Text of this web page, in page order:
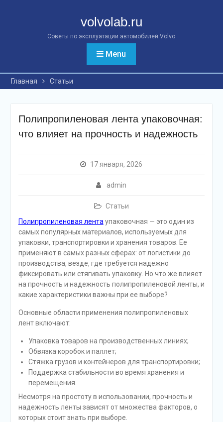
volvolab.ru
Советы по эксплуатации автомобилей Volvo
Menu
Главная Статьи
Полипропиленовая лента упаковочная:
что влияет на прочность и надежность
17 января, 2026
admin
Статьи
Полипропиленовая лента упаковочная — это один из
самых популярных материалов, используемых для
упаковки, транспортировки и хранения товаров. Ее
применяют в самых разных сферах: от логистики до
производства, везде, где требуется надежно
фиксировать или стягивать упаковку. Но что же влияет
на прочность и надежность полипропиленовой ленты, и
какие характеристики важны при ее выборе?
Основные области применения полипропиленовых
лент включают:
Упаковка товаров на производственных линиях;
Обвязка коробок и паллет;
Стяжка грузов и контейнеров для транспортировки;
Поддержка стабильности во время хранения и
перемещения.
Несмотря на простоту в использовании, прочность и
надежность ленты зависят от множества факторов, о
которых стоит знать при выборе.